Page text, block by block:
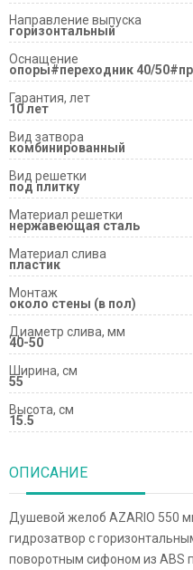
Направление выпуска
горизонтальный
Оснащение
опоры#переходник 40/
Гарантия, лет
10 лет
Вид затвора
комбинированный
Вид решетки
под плитку
Материал решетки
нержавеющая сталь
Материал слива
пластик
Монтаж
около стены (в пол)
Диаметр слива, мм
40-50
Ширина, см
55
Высота, см
15.5
ОПИСАНИЕ
Душевой желоб AZARIO 550
гидрозатвор с
поворотным сифоном из ABS